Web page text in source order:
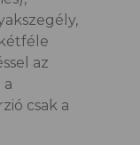
az
a
csak a